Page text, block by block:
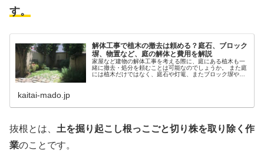
す。
解体工事で植木の撤去は頼める？庭石、ブロック
塀、物置など、庭の解体と費用を解説
家屋など建物の解体工事を考える際に、庭にある植木も一
緒に撤去・処分を頼むことは可能なのでしょうか。 また庭
には植木だけではなく、庭石や灯篭、またブロック塀や物
kaitai-mado.jp
抜根とは、 土を掘り起こし根っこごと切り株を取り除く作
業のことです。